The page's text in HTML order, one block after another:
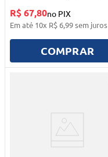
R$ 67,80no PIX
Em até 10x R$ 6,99sem juros
COMPRAR